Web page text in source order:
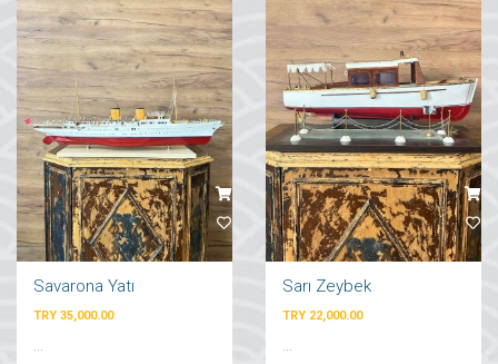
Savarona Yatı
TRY 35,000.00
...
Sarı Zeybek
TRY 22,000.00
...